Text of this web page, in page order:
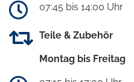
07:45 bis 14:00 Uhr
Teile & Zubehör
Montag bis Freitag